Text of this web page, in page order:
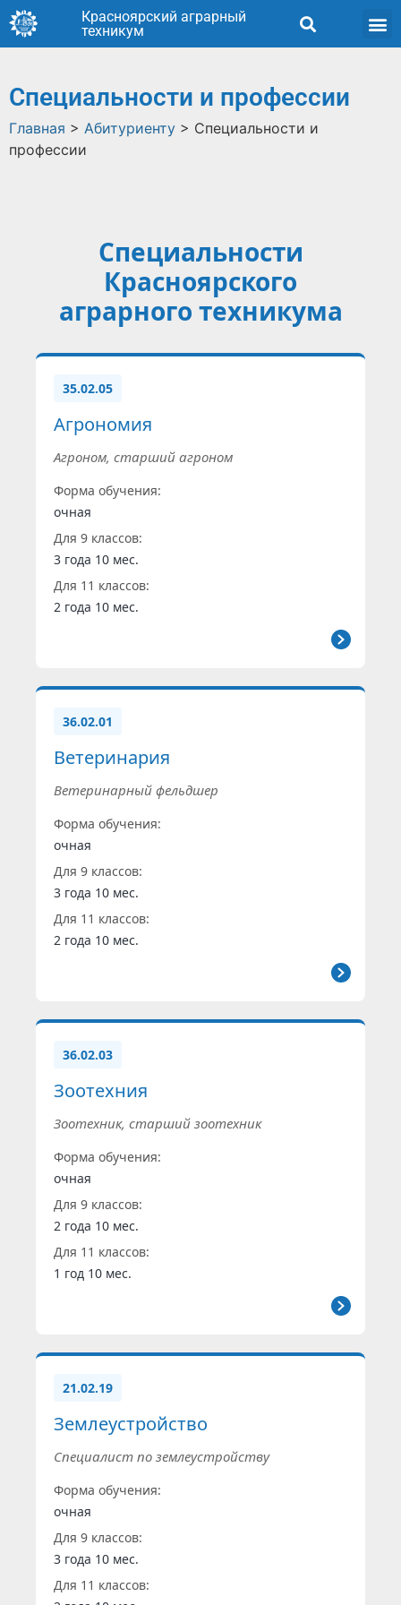
Красноярский аграрный
техникум
Специальности и профессии
Главная > Абитуриенту > Специальности и
профессии
Специальности
Красноярского
аграрного техникума
35.02.05
Агрономия
Агроном, старший агроном
Форма обучения:
очная
Для 9 классов:
3 года 10 мес.
Для 11 классов:
2 года 10 мес.
36.02.01
Ветеринария
Ветеринарный фельдшер
Форма обучения:
очная
Для 9 классов:
3 года 10 мес.
Для 11 классов:
2 года 10 мес.
36.02.03
Зоотехния
Зоотехник, старший зоотехник
Форма обучения:
очная
Для 9 классов:
2 года 10 мес.
Для 11 классов:
1 год 10 мес.
21.02.19
Землеустройство
Специалист по землеустройству
Форма обучения:
очная
Для 9 классов:
3 года 10 мес.
Для 11 классов: